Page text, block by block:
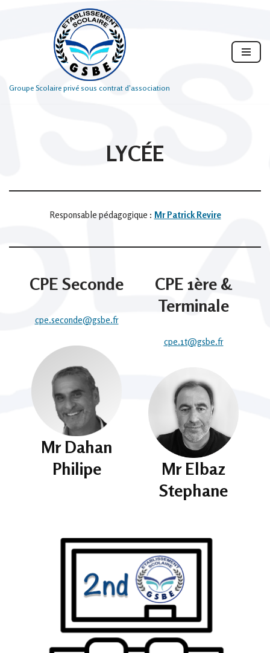
Groupe Scolaire privé sous contrat d'association
LYCÉE
Responsable pédagogique : Mr Patrick Revire
CPE Seconde
cpe.seconde@gsbe.fr
Mr Dahan
Philipe
CPE 1ère &
Terminale
cpe.1t@gsbe.fr
Mr Elbaz
Stephane